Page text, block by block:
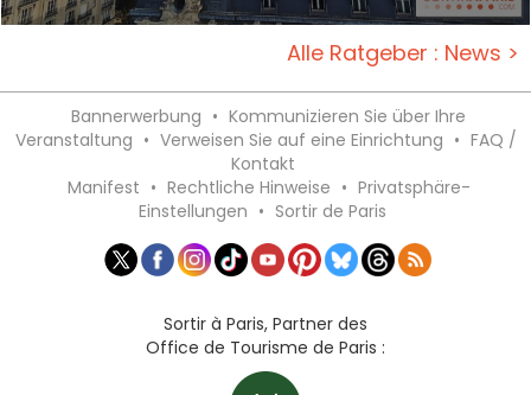
Alle Ratgeber : News >
Bannerwerbung • Kommunizieren Sie über Ihre
Veranstaltung • Verweisen Sie auf eine Einrichtung • FAQ /
Kontakt
Manifest • Rechtliche Hinweise • Privatsphäre-
Einstellungen • Sortir de Paris
Sortir à Paris, Partner des
Office de Tourisme de Paris :